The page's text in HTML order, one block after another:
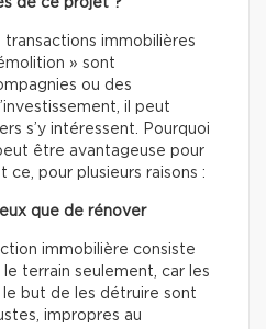
de ce projet ?
transactions immobilières
» sont
ou des
il peut
s’y intéressent. Pourquoi
être avantageuse pour
ce, pour plusieurs raisons :
que de rénover
immobilière consiste
terrain seulement, car les
but de les détruire sont
impropres au